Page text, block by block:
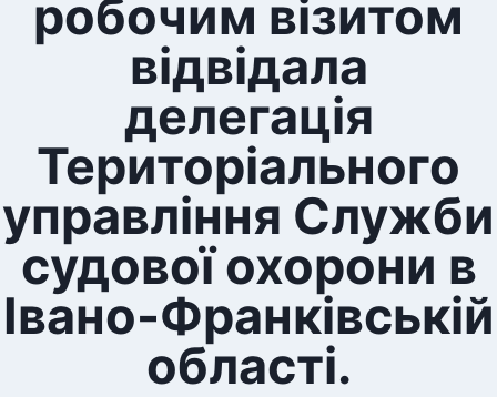
робочим візитом
відвідала
делегація
Територіального
управління Служби
судової охорони в
Івано-Франківській
області.